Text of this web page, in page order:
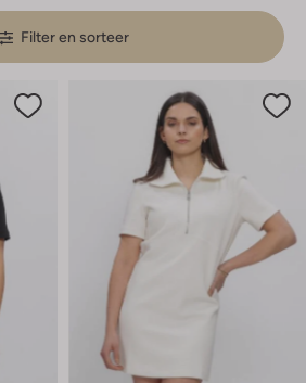
Filter en sorteer